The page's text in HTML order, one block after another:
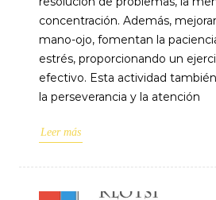
concentración. Además,
mano-ojo, fomentan la
estrés, proporcionando un
efectivo. Esta actividad
la perseverancia y la atención
Leer más